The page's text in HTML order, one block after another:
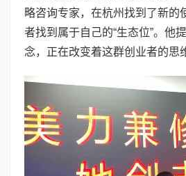
略咨询专家，在杭州找到了新的
者找到属于自己的“生态位”。他
念，正在改变着这群创业者的思